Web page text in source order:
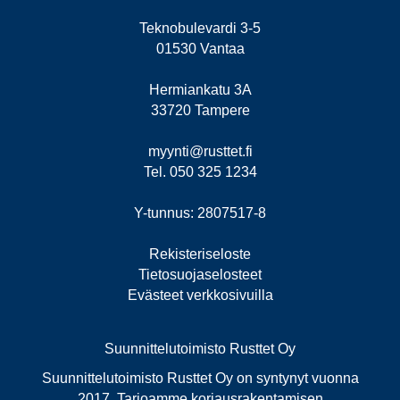
Teknobulevardi 3-5
01530 Vantaa
Hermiankatu 3A
33720 Tampere
myynti@rusttet.fi
Tel. 050 325 1234
Y-tunnus: 2807517-8
Rekisteriseloste
Tietosuojaselosteet
Evästeet verkkosivuilla
Suunnittelutoimisto Rusttet Oy
Suunnittelutoimisto Rusttet Oy on syntynyt vuonna